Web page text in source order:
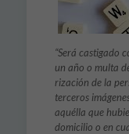
“Será castigado
un año o multa
rización de la
terceros
aquélla que
domicilio o en